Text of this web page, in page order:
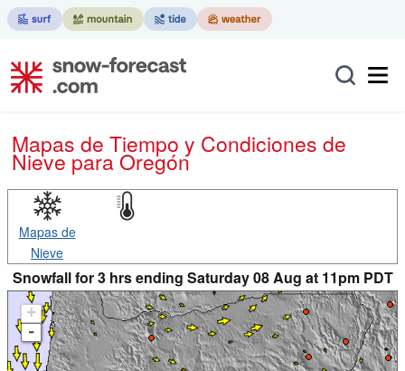
Mapas de Tiempo y Condiciones de
Nievepara Oregón
Mapas de
Nieve
Snowfall for 3 hrs ending Saturday 08 Aug at 11pm PDT
+
-